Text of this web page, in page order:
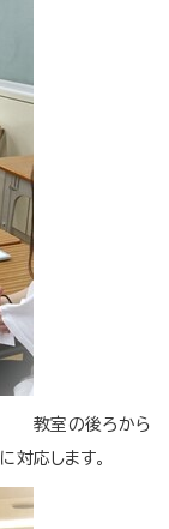
」 教室の後ろから
対応します。